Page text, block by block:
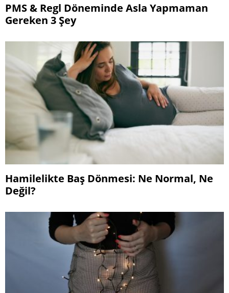
PMS & Regl Döneminde Asla Yapmaman
Gereken 3 Şey
Hamilelikte Baş Dönmesi: Ne Normal, Ne
Değil?